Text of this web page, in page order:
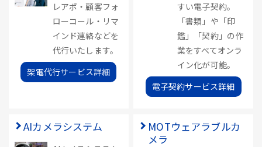
レアポ・顧客フォ
ローコール・リマ
インド連絡などを
代行いたします。
架電代行サービス詳細
すい電子契約。
「書類」や「印
鑑」「契約」の作
業をすべてオンラ
イン化が可能。
電子契約サービス詳細
AIカメラシステム
MOTウェアラブルカ
メラ